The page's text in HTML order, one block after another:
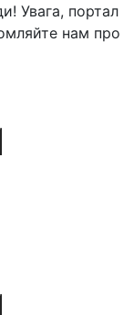
Увага, портал
нам про